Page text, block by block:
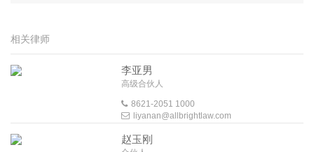
相关律师
李亚男
高级合伙人
8621-2051 1000
liyanan@allbrightlaw.com
赵玉刚